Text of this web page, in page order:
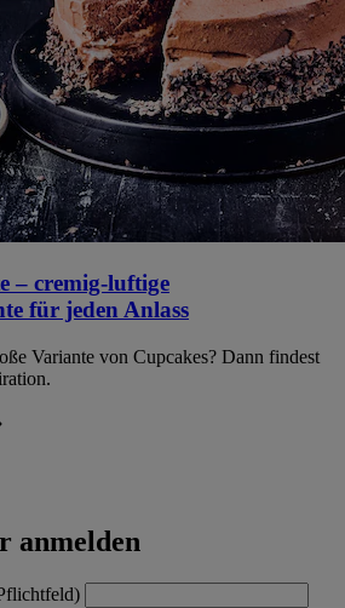
– cremig-luftige
für jeden Anlass
Variante von Cupcakes? Dann findest
anmelden